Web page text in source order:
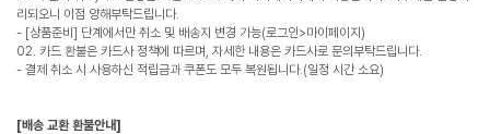
리되오니 이점 양해부탁드립니다.
- [상품준비] 단계에서만 취소 및 배송지 변경 가능(로그인>마이페이지)
02. 카드 환불은 카드사 정책에 따르며, 자세한 내용은 카드사로 문의부탁드립니다.
- 결제 취소 시 사용하신 적립금과 쿠폰도 모두 복원됩니다.(일정 시간 소요)
[배송 교환 환불안내]